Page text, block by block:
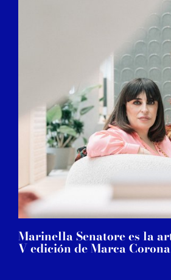
Marinella Senatore es la
V edición de Marca